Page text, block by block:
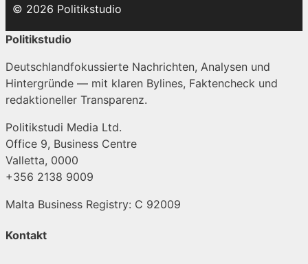
© 2026 Politikstudio
Politikstudio
Deutschlandfokussierte Nachrichten, Analysen und
Hintergründe — mit klaren Bylines, Faktencheck und
redaktioneller Transparenz.
Politikstudi Media Ltd.
Office 9, Business Centre
Valletta, 0000
+356 2138 9009
Malta Business Registry: C 92009
Kontakt